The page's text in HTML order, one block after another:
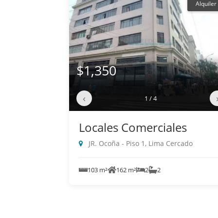
Alquiler
$1,350
‹ 1 / 4
Locales Comerciales
JR. Ocoña - Piso 1, Lima Cercado
103 m² 162 m² 2 2